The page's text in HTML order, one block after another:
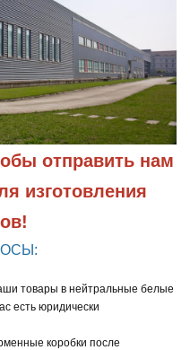
отправить нам
изготовления
товары в нейтральные белые
есть юридически
коробки после